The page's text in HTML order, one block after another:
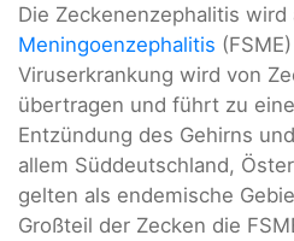
Die Zeckenenzephalitis wird
Meningoenzephalitis
Viruserkrankung wird von
übertragen und führt zu
Entzündung des Gehirns
allem Süddeutschland,
gelten als endemische
Großteil der Zecken die